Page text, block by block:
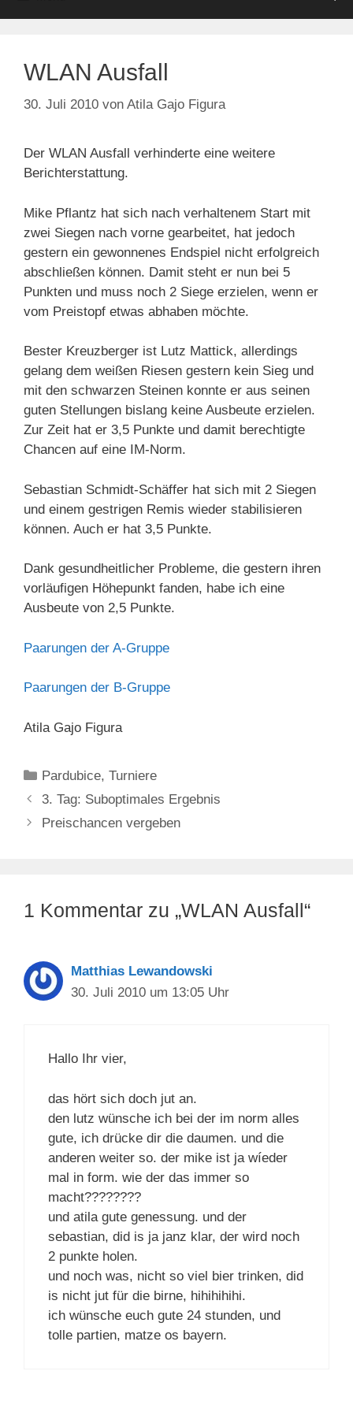
WLAN Ausfall
30. Juli 2010 von Atila Gajo Figura
Der WLAN Ausfall verhinderte eine weitere
Berichterstattung.
Mike Pflantz hat sich nach verhaltenem Start mit
zwei Siegen nach vorne gearbeitet, hat jedoch
gestern ein gewonnenes Endspiel nicht erfolgreich
abschließen können. Damit steht er nun bei 5
Punkten und muss noch 2 Siege erzielen, wenn er
vom Preistopf etwas abhaben möchte.
Bester Kreuzberger ist Lutz Mattick, allerdings
gelang dem weißen Riesen gestern kein Sieg und
mit den schwarzen Steinen konnte er aus seinen
guten Stellungen bislang keine Ausbeute erzielen.
Zur Zeit hat er 3,5 Punkte und damit berechtigte
Chancen auf eine IM-Norm.
Sebastian Schmidt-Schäffer hat sich mit 2 Siegen
und einem gestrigen Remis wieder stabilisieren
können. Auch er hat 3,5 Punkte.
Dank gesundheitlicher Probleme, die gestern ihren
vorläufigen Höhepunkt fanden, habe ich eine
Ausbeute von 2,5 Punkte.
Paarungen der A-Gruppe
Paarungen der B-Gruppe
Atila Gajo Figura
Kategorien
Pardubice,Turniere
3. Tag: Suboptimales Ergebnis
Preischancen vergeben
1 Kommentar zu „WLAN Ausfall“
Matthias Lewandowski
30. Juli 2010 um 13:05 Uhr
Hallo Ihr vier,
das hört sich doch jut an.
den lutz wünsche ich bei der im norm alles
gute, ich drücke dir die daumen. und die
anderen weiter so. der mike ist ja wíeder
mal in form. wie der das immer so
macht????????
und atila gute genessung. und der
sebastian, did is ja janz klar, der wird noch
2 punkte holen.
und noch was, nicht so viel bier trinken, did
is nicht jut für die birne, hihihihihi.
ich wünsche euch gute 24 stunden, und
tolle partien, matze os bayern.